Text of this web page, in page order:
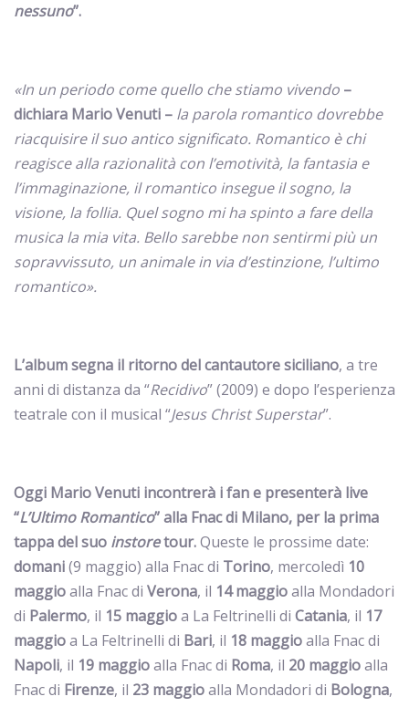
nessuno”.
«In un periodo come quello che stiamo vivendo –
dichiara Mario Venuti – la parola romantico dovrebbe
riacquisire il suo antico significato. Romantico è chi
reagisce alla razionalità con l’emotività, la fantasia e
l’immaginazione, il romantico insegue il sogno, la
visione, la follia. Quel sogno mi ha spinto a fare della
musica la mia vita. Bello sarebbe non sentirmi più un
sopravvissuto, un animale in via d’estinzione, l’ultimo
romantico».
L’album segna il ritorno del cantautore siciliano, a tre
anni di distanza da “Recidivo” (2009) e dopo l’esperienza
teatrale con il musical “Jesus Christ Superstar”.
Oggi Mario Venuti incontrerà i fan e presenterà live
“L’Ultimo Romantico” alla Fnac di Milano, per la prima
tappa del suo instoretour.Queste le prossime date:
domani(9 maggio) alla Fnac di Torino, mercoledì 10
maggioalla Fnac di Verona, il 14 maggioalla Mondadori
di Palermo, il 15 maggioa La Feltrinelli di Catania, il 17
maggioa La Feltrinelli di Bari, il 18 maggioalla Fnac di
Napoli, il 19 maggioalla Fnac di Roma, il 20 maggioalla
Fnac di Firenze, il 23 maggioalla Mondadori di Bologna,